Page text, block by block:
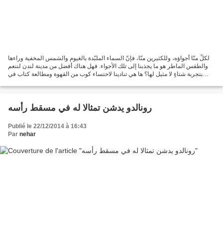
لكلٍّ منّا أجواؤه، وللكثيرين منّا، فإنّ السماء الملبّدة بالغيوم والشمس المخفية وراءها
والطقس الماطر هو ما يجذبنا إلى تلك الأجواء. فهل هناك أفضل من مدينة لندن لننعم
بتجربة شتاءٍ لا مثيل لها؟ ها هي تنادينا لاحتساء كوب من القهوة ومطالعة كتاب في
رونالدو يدشن تمثالا له في مسقط رأسه
Publié le 22/12/2014 à 16:43
Par nehar